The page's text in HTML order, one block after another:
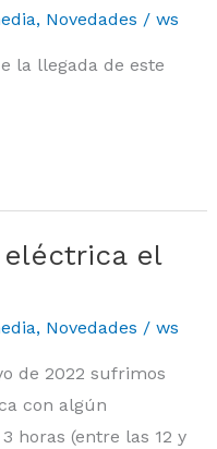
, Novedades / ws
la llegada de este
el
, Novedades / ws
de 2022 sufrimos
con algún
horas (entre las 12 y